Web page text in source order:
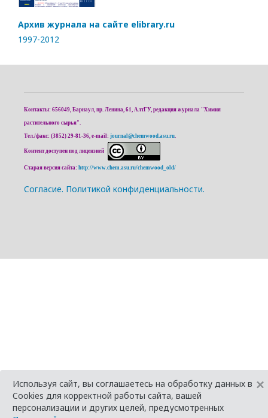
Архив журнала на сайте elibrary.ru
1997-2012
Контакты: 656049, Барнаул, пр. Ленина, 61, АлтГУ, редакция журнала "Химия
растительного сырья".
Тел./факс: (3852) 29-81-36, e-mail: journal@chemwood.asu.ru.
Контент доступен под лицензией
Старая версия сайта: http://www.chem.asu.ru/chemwood_old/
Cогласие. Политикой конфиденциальности.
Используя сайт, вы соглашаетесь на обработку данных в
Cookies для корректной работы сайта, вашей
персонализации и других целей, предусмотренных
×